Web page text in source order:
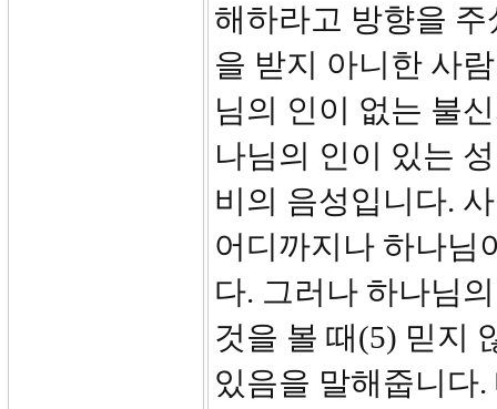
해하라고 방향을
을 받지 아니한 사
님의 인이 없는 불
나님의 인이 있는
비의 음성입니다.
어디까지나 하나님
다. 그러나 하나님
것을 볼 때(5) 믿지
있음을 말해줍니다